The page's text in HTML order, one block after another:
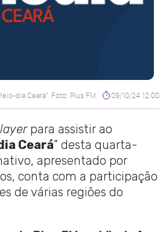
dia Ceará". Foto: Plus FM 09/10/24 12:00
para assistir ao
Ceará” desta quarta-
apresentado por
conta com a participação
de várias regiões do